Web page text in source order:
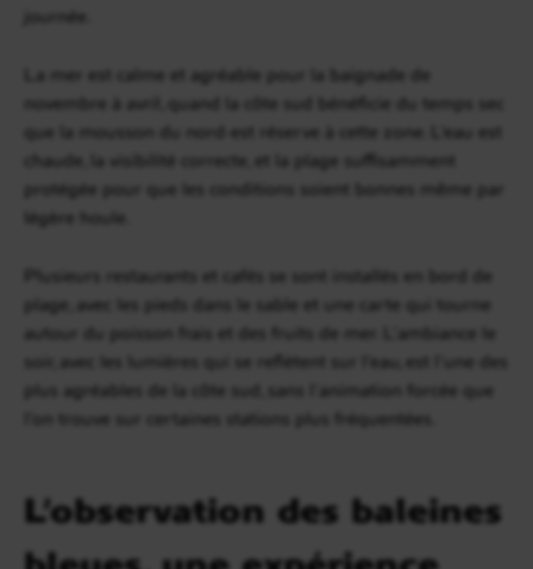
journée.
La mer est calme et agréable pour la baignade de
novembre à avril, quand la côte sud bénéficie du temps sec
que la mousson du nord-est réserve à cette zone. L’eau est
chaude, la visibilité correcte, et la plage suffisamment
protégée pour que les conditions soient bonnes même par
légère houle.
Plusieurs restaurants et cafés se sont installés en bord de
plage, avec les pieds dans le sable et une carte qui tourne
autour du poisson frais et des fruits de mer. L’ambiance le
soir, avec les lumières qui se reflètent sur l’eau, est l’une des
plus agréables de la côte sud, sans l’animation forcée que
l’on trouve sur certaines stations plus fréquentées.
L’observation des baleines